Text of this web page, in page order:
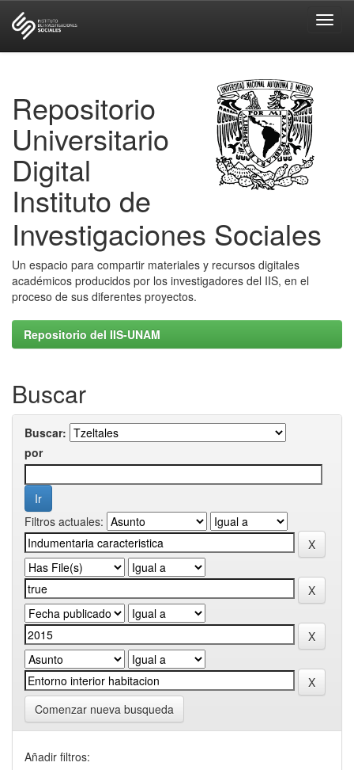
Repositorio
Universitario
Digital
Instituto de
Investigaciones Sociales
Un espacio para compartir materiales y recursos digitales
académicos producidos por los investigadores del IIS, en el
proceso de sus diferentes proyectos.
Repositorio del IIS-UNAM
Buscar
Buscar:
por
Filtros actuales:
Comenzar nueva busqueda
Añadir filtros: